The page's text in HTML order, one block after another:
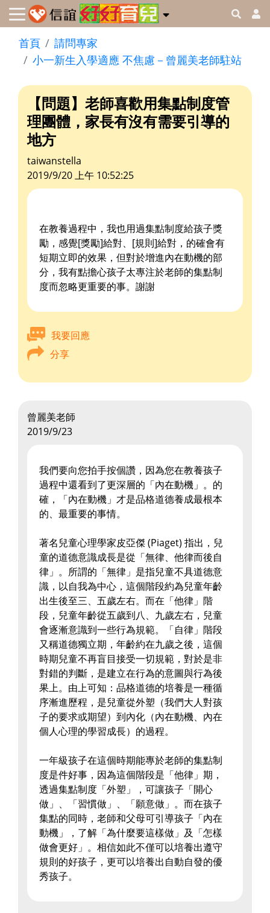
首頁
請問專家
小一新生入學適應 不焦慮－曾麗美老師駐站
【問題】老師喜歡用集點制度管
理團體，家長有沒有需要引導的
地方
taiwanstella
2019/9/20 上午 10:52:25
在教養過程中，我也用過集點制度給孩子獎
勵，感覺[獎勵]給對、[規則]給對，的確會有
短期立即的效果，但對於增進內在動機的部
分，我有點擔心孩子太專注於老師的集點制
度而忽略更重要的事。謝謝
我要回應
分享
曾麗美老師
2019/9/23
我們要向您拍手按個讚，因為您在教養孩子
過程中還看到了更深層的「內在動機」。的
確，「內在動機」才是品格道德養成最根本
的、最重要的事情。
著名兒童心理學家皮亞傑 (Piaget) 指出，兒
童的道德意識成長是從「無律、他律而後自
律」。所謂的「無律」是指兒童不具道德意
識，以自我為中心，這個階段約為兒童年齡
出生後至三、五歲左右。而在「他律」階
段，兒童年齡從五歲到八、九歲左右，兒童
會逐漸意識到一些行為規範。「自律」階段
又稱道德獨立期，年齡約在九歲之後，這個
時期兒童不再盲目接受一切規範，對於是非
對錯的判斷，是建立在行為的意圖與行為後
果上。由上可知：品格道德的培養是一種循
序漸進歷程，是兒童從外塑（我們大人對孩
子的要求或期望）到內化（內在動機、內在
個人心理的學習成長）的過程。
一年級孩子在這個時期能專於老師的集點制
度是件好事，因為這個階段是「他律」期，
透過集點制度「外塑」，可讓孩子「開心
做」、「習慣做」、「願意做」。而在孩子
集點的同時，老師和父母可引導孩子「內在
動機」，了解「為什麼要這樣做」及「怎樣
做會更好」。相信如此不僅可以培養出遵守
規則的好孩子，更可以培養出自動自發的優
秀孩子。